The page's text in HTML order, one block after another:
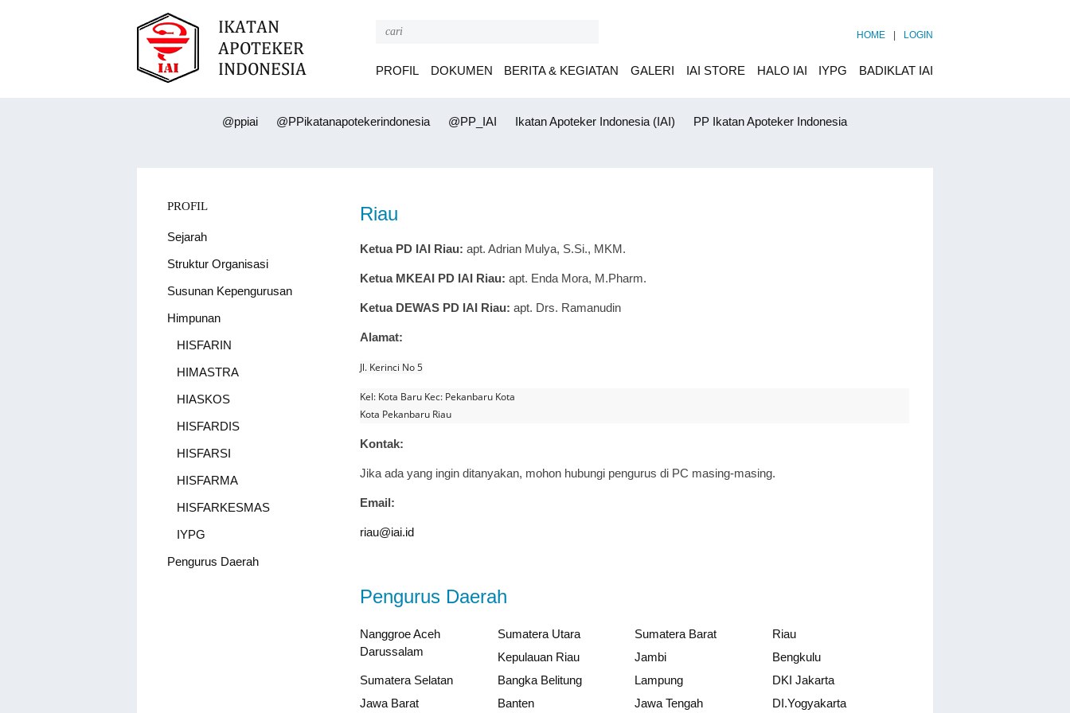
LOGIN
HOME
PROFIL DOKUMEN BERITA & KEGIATAN GALERI IAI STORE HALO IAI IYPG BADIKLAT IAI
@ppiai @PPikatanapotekerindonesia @PP_IAI Ikatan Apoteker Indonesia (IAI) PP Ikatan Apoteker Indonesia
PROFIL
Sejarah
Struktur Organisasi
Susunan Kepengurusan
Himpunan
HISFARIN
HIMASTRA
HIASKOS
HISFARDIS
HISFARSI
HISFARMA
HISFARKESMAS
IYPG
Pengurus Daerah
Riau
Ketua PD IAI Riau: apt. Adrian Mulya, S.Si., MKM.
Ketua MKEAI PD IAI Riau: apt. Enda Mora, M.Pharm.
Ketua DEWAS PD IAI Riau: apt. Drs. Ramanudin
Alamat:
Jl. Kerinci No 5
Kel: Kota Baru Kec: Pekanbaru Kota
Kota Pekanbaru Riau
Kontak:
Jika ada yang ingin ditanyakan, mohon hubungi pengurus di PC masing-masing.
Email:
riau@iai.id
Pengurus Daerah
Nanggroe Aceh
Darussalam
Sumatera Utara Sumatera Barat
Riau
Kepulauan Riau
Jambi
Bengkulu
Sumatera Selatan
Bangka Belitung Lampung
DKI Jakarta
Jawa Barat
Banten Jawa Tengah DI.Yogyakarta